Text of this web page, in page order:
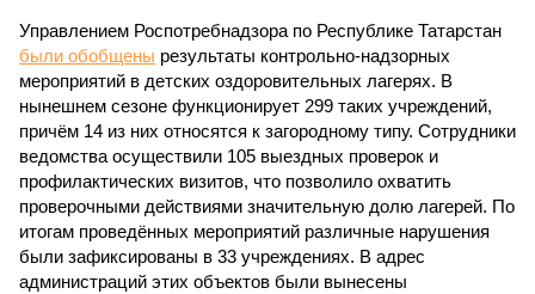
Управлением Роспотребнадзора по Республике Татарстан
были обобщены результаты контрольно-надзорных
мероприятий в детских оздоровительных лагерях. В
нынешнем сезоне функционирует 299 таких учреждений,
причём 14 из них относятся к загородному типу. Сотрудники
ведомства осуществили 105 выездных проверок и
профилактических визитов, что позволило охватить
проверочными действиями значительную долю лагерей. По
итогам проведённых мероприятий различные нарушения
были зафиксированы в 33 учреждениях. В адрес
администраций этих объектов были вынесены